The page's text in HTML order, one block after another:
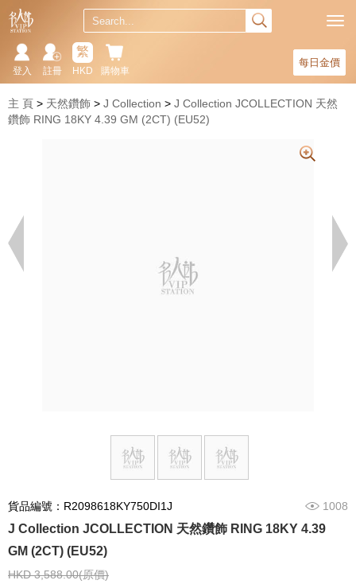
每日金價
購物車
繁
HKD
註冊
登入
主 頁 天然鑽飾 J Collection
J Collection JCOLLECTION 天然
鑽飾 RING 18KY 4.39 GM (2CT) (EU52)
貨品編號：R2098618KY750DI1J 1008
J Collection JCOLLECTION 天然鑽飾 RING 18KY 4.39
GM (2CT) (EU52)
HKD 3,588.00(原價)